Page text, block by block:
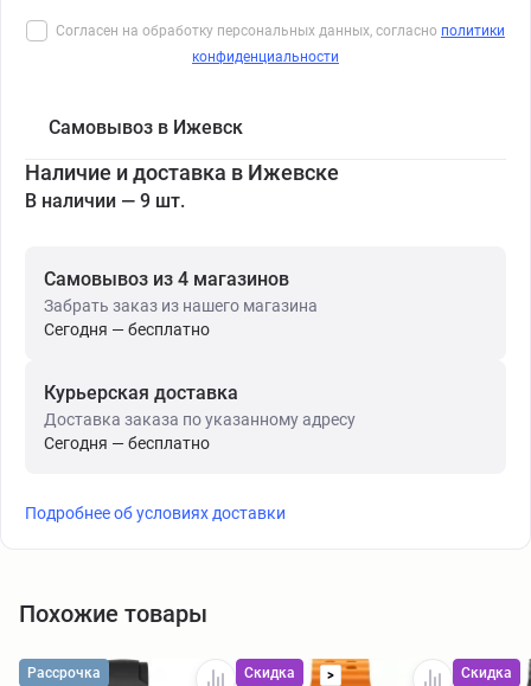
Согласен на обработку персональных данных, согласно политики
конфиденциальности
Самовывоз в Ижевск
Наличие и доставка в Ижевске
В наличии — 9 шт.
Самовывоз из 4 магазинов
Забрать заказ из нашего магазина
Сегодня — бесплатно
Курьерская доставка
Доставка заказа по указанному адресу
Сегодня — бесплатно
Подробнее об условиях доставки
Похожие товары
Рассрочка Скидка
>
Скидка